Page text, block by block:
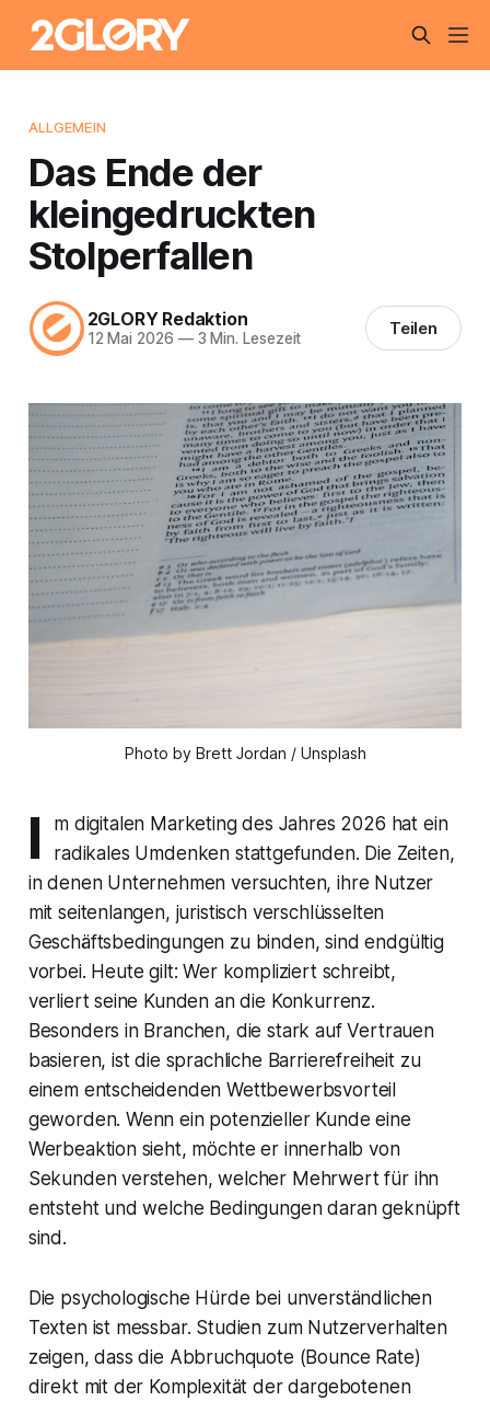
ALLGEMEIN
Das Ende der
kleingedruckten
Stolperfallen
2GLORY Redaktion
12 Mai 2026 —3 Min. Lesezeit Teilen
Photo by Brett Jordan / Unsplash
I
m digitalen Marketing des Jahres 2026 hat ein
radikales Umdenken stattgefunden. Die Zeiten,
in denen Unternehmen versuchten, ihre Nutzer
mit seitenlangen, juristisch verschlüsselten
Geschäftsbedingungen zu binden, sind endgültig
vorbei. Heute gilt: Wer kompliziert schreibt,
verliert seine Kunden an die Konkurrenz.
Besonders in Branchen, die stark auf Vertrauen
basieren, ist die sprachliche Barrierefreiheit zu
einem entscheidenden Wettbewerbsvorteil
geworden. Wenn ein potenzieller Kunde eine
Werbeaktion sieht, möchte er innerhalb von
Sekunden verstehen, welcher Mehrwert für ihn
entsteht und welche Bedingungen daran geknüpft
sind.
Die psychologische Hürde bei unverständlichen
Texten ist messbar. Studien zum Nutzerverhalten
zeigen, dass die Abbruchquote (Bounce Rate)
direkt mit der Komplexität der dargebotenen